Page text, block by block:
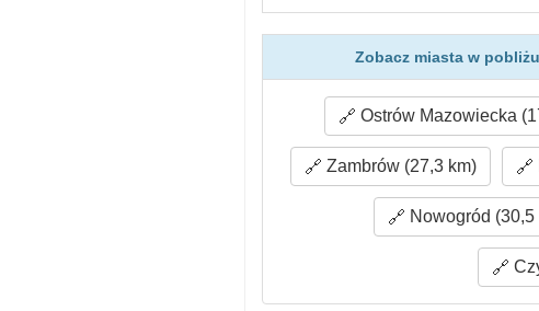
Zobacz miasta w
Ostrów Mazowiecka
Zambrów (27,3 km)
Nowogród (30,5